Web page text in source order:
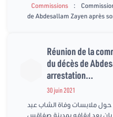
Commissions
:
de Abdesallam Zayen après
Réunion de la
du décès de
arrestation...
30 juin 2021
حول ملابسات وفاة الشاب عبد
بعد إيقافه بمدينة صفاقس